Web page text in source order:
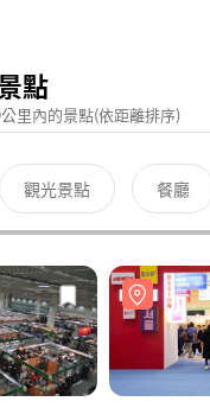
點
里內的景點(依距離排序)
觀光景點 餐廳